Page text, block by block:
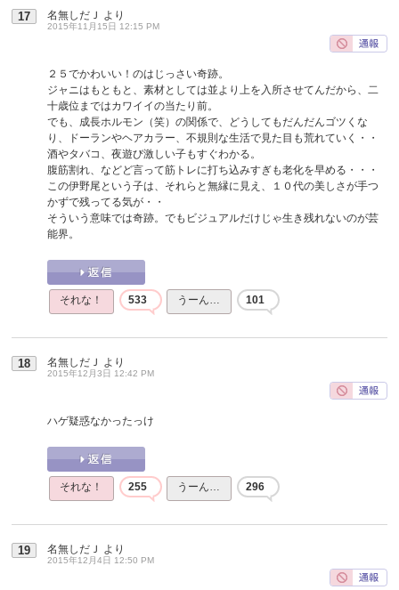
17 名無しだＪ より
2015年11月15日 12:15 PM
２５でかわいい！のはじっさい奇跡。
ジャニはもともと、素材としては並より上を入所させてんだから、二
十歳位まではカワイイの当たり前。
でも、成長ホルモン（笑）の関係で、どうしてもだんだんゴツくな
り、ドーランやヘアカラー、不規則な生活で見た目も荒れていく・・
酒やタバコ、夜遊び激しい子もすぐわかる。
腹筋割れ、などど言って筋トレに打ち込みすぎも老化を早める・・・
この伊野尾という子は、それらと無縁に見え、１０代の美しさが手つ
かずで残ってる気が・・
そういう意味では奇跡。でもビジュアルだけじゃ生き残れないのが芸
能界。
それな！ 533 うーん… 101
18 名無しだＪ より
2015年12月3日 12:42 PM
ハゲ疑惑なかったっけ
それな！ 255 うーん… 296
19 名無しだＪ より
2015年12月4日 12:50 PM